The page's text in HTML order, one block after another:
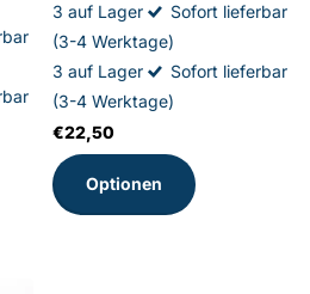
3 auf Lager
Sofort lieferbar
(3-4 Werktage)
3 auf Lager
Sofort lieferbar
(3-4 Werktage)
€22,50
Optionen